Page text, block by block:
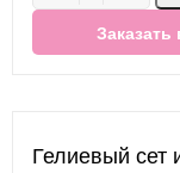
Заказать
Гелиевый сет